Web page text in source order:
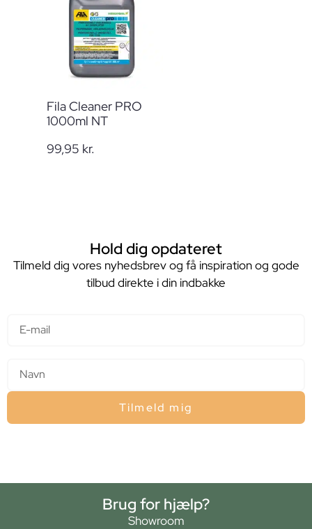
Fila Cleaner PRO
1000ml NT
99,95 kr.
Hold dig opdateret
Tilmeld dig vores nyhedsbrev og få inspiration og gode
tilbud direkte i din indbakke
Tilmeld mig
Brug for hjælp?
Showroom